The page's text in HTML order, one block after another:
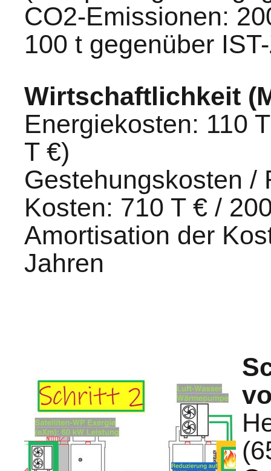
CO2-Emissionen:
100 t gegenüber
Wirtschaftlichkeit
Energiekosten: 110
T €)
Gestehungskosten /
Kosten: 710 T € /
Amortisation der
Jahren